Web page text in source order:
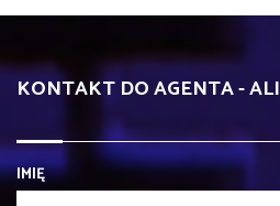
KONTAKT DO AGENTA -
IMIĘ